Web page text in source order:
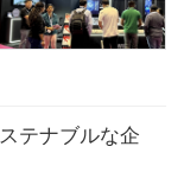
テナブルな企